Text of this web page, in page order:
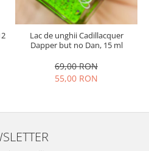
Lac de unghii Cadillacquer
Dapper but no Dan, 15 ml
69,00 RON
55,00 RON